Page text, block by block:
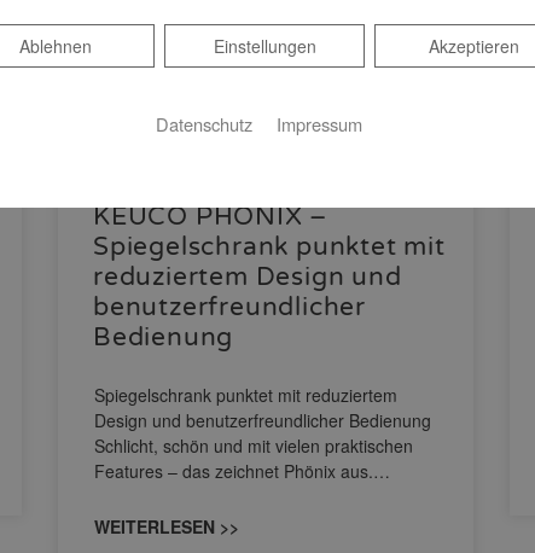
KEUCO PHÖNIX –
Spiegelschrank punktet mit
reduziertem Design und
benutzerfreundlicher
Bedienung
Spiegelschrank punktet mit reduziertem
Design und benutzerfreundlicher Bedienung
Schlicht, schön und mit vielen praktischen
Features – das zeichnet Phönix aus.…
WEITERLESEN >>
Akzeptieren
Einstellungen
Ablehnen
Ablehnen
Datenschutz Impressum